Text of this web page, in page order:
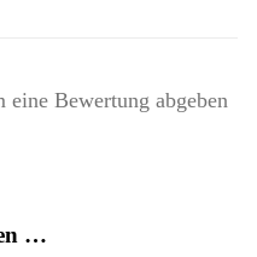
eine Bewertung abgeben
…